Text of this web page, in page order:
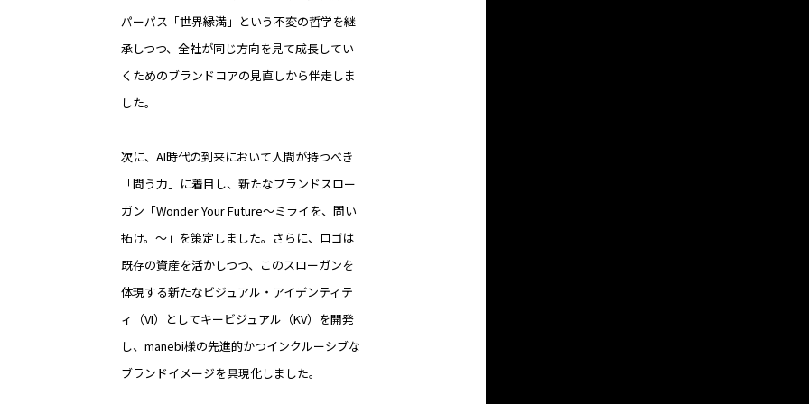
パーパス「世界縁満」という不変の哲学を継
承しつつ、全社が同じ方向を見て成長してい
くためのブランドコアの見直しから伴走しま
した。
次に、AI時代の到来において人間が持つべき
「問う力」に着目し、新たなブランドスロー
ガン「Wonder Your Future〜ミライを、問い
拓け。〜」を策定しました。さらに、ロゴは
既存の資産を活かしつつ、このスローガンを
体現する新たなビジュアル・アイデンティテ
ィ（VI）としてキービジュアル（KV）を開発
し、manebi様の先進的かつインクルーシブな
ブランドイメージを具現化しました。